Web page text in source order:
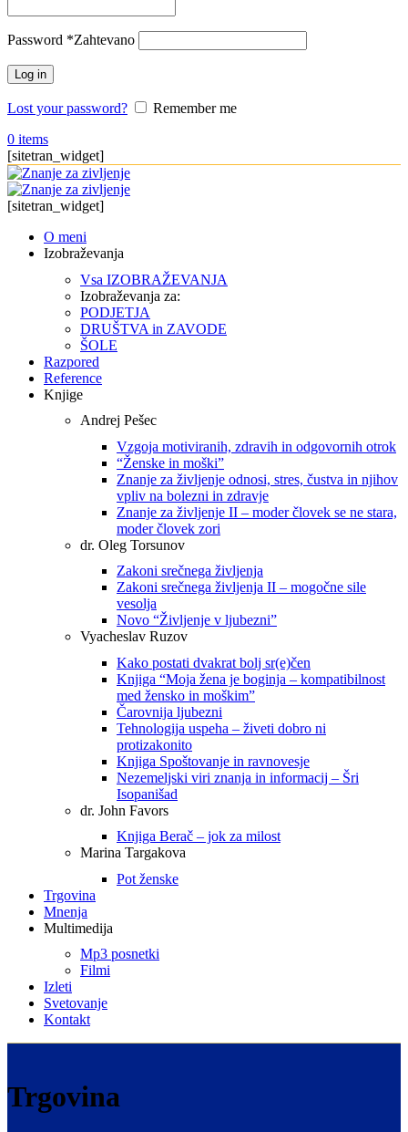
Password *Zahtevano
Log in
Lost your password?
Remember me
0 items
[sitetran_widget]
[sitetran_widget]
O meni
Izobraževanja
Vsa IZOBRAŽEVANJA
Izobraževanja za:
PODJETJA
DRUŠTVA in ZAVODE
ŠOLE
Razpored
Reference
Knjige
Andrej Pešec
Vzgoja motiviranih, zdravih in odgovornih otrok
“Ženske in moški”
Znanje za življenje odnosi, stres, čustva in njihov
vpliv na bolezni in zdravje
Znanje za življenje II – moder človek se ne stara,
moder človek zori
dr. Oleg Torsunov
Zakoni srečnega življenja
Zakoni srečnega življenja II – mogočne sile
vesolja
Novo “Življenje v ljubezni”
Vyacheslav Ruzov
Kako postati dvakrat bolj sr(e)čen
Knjiga “Moja žena je boginja – kompatibilnost
med žensko in moškim”
Čarovnija ljubezni
Tehnologija uspeha – živeti dobro ni
protizakonito
Knjiga Spoštovanje in ravnovesje
Nezemeljski viri znanja in informacij – Šri
Isopanišad
dr. John Favors
Knjiga Berač – jok za milost
Marina Targakova
Pot ženske
Trgovina
Mnenja
Multimedija
Mp3 posnetki
Filmi
Izleti
Svetovanje
Kontakt
Trgovina